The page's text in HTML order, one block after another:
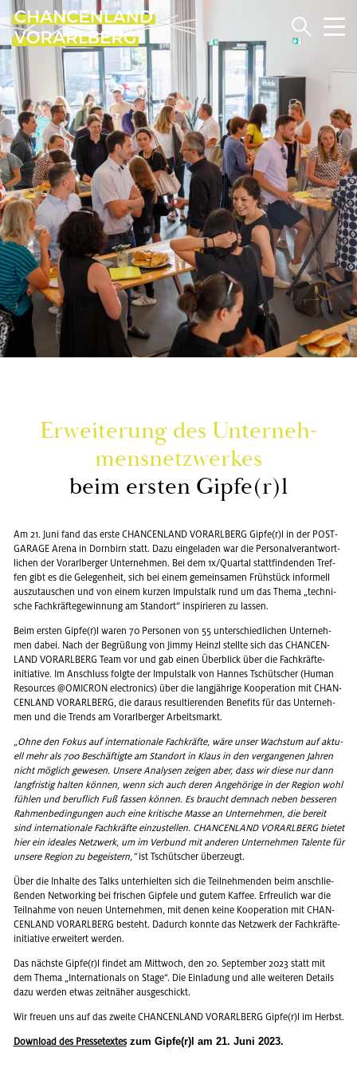
Er­wei­te­rung des Un­ter­neh­
mens­netz­wer­kes
beim ers­ten Gipfe(r)l
Am 21. Juni fand das erste CHAN­CEN­LAND VOR­ARL­BERG Gipfe(r)l in der POST­
GA­RA­GE Arena in Dorn­birn statt. Dazu ein­ge­la­den war die Per­so­nal­ver­ant­wort­
li­chen der Vor­arl­ber­ger Un­ter­neh­men. Bei dem 1x/Quar­tal statt­fin­den­den Tref­
fen gibt es die Ge­le­gen­heit, sich bei einem ge­mein­sa­men Früh­stück in­for­mell
aus­zu­tau­schen und von einem kur­zen Im­pulstalk rund um das Thema „tech­ni­
sche Fach­kräf­te­ge­win­nung am Stand­ort“ in­spi­rie­ren zu las­sen.
Beim ers­ten Gipfe(r)l waren 70 Per­so­nen von 55 un­ter­schied­li­chen Un­ter­neh­
men dabei. Nach der Be­grü­ßung von Jimmy Heinzl stell­te sich das CHAN­CEN­
LAND VOR­ARL­BERG Team vor und gab einen Über­blick über die Fach­kräf­te­
initia­ti­ve. Im An­schluss folg­te der Im­pulstalk von Han­nes Tschüt­scher (Human
Re­sour­ces @OMIC­RON elec­tro­nics) über die lang­jäh­ri­ge Ko­ope­ra­ti­on mit CHAN­
CEN­LAND VOR­ARL­BERG, die dar­aus re­sul­tie­ren­den Be­ne­fits für das Un­ter­neh­
men und die Trends am Vor­arl­ber­ger Ar­beits­markt.
„Ohne den Fokus auf in­ter­na­tio­na­le Fach­kräf­te, wäre unser Wachs­tum auf ak­tu­
ell mehr als 700 Be­schäf­tig­te am Stand­ort in Klaus in den ver­gan­ge­nen Jah­ren
nicht mög­lich ge­we­sen. Un­se­re Ana­ly­sen zei­gen aber, dass wir diese nur dann
lang­fris­tig hal­ten kön­nen, wenn sich auch deren An­ge­hö­ri­ge in der Re­gi­on wohl
füh­len und be­ruf­lich Fuß fas­sen kön­nen. Es braucht dem­nach neben bes­se­ren
Rah­men­be­din­gun­gen auch eine kri­ti­sche Masse an Un­ter­neh­men, die be­reit
sind in­ter­na­tio­na­le Fach­kräf­te ein­zu­stel­len. CHAN­CEN­LAND VOR­ARL­BERG bie­tet
hier ein idea­les Netz­werk, um im Ver­bund mit an­de­ren Un­ter­neh­men Ta­len­te für
un­se­re Re­gi­on zu be­geis­tern,“ist Tschüt­scher über­zeugt.
Über die In­hal­te des Talks un­ter­hiel­ten sich die Teil­neh­men­den beim an­schlie­
ßen­den Net­wor­king bei fri­schen Gip­fe­le und gutem Kaf­fee. Er­freu­lich war die
Teil­nah­me von neuen Un­ter­neh­men, mit denen keine Ko­ope­ra­ti­on mit CHAN­
CEN­LAND VOR­ARL­BERG be­steht. Da­durch konn­te das Netz­werk der Fach­kräf­te­
initia­ti­ve er­wei­tert wer­den.
Das nächs­te Gipfe(r)l fin­det am Mitt­woch, den 20. Sep­tem­ber 2023 statt mit
dem Thema „In­ter­na­tio­nals on Stage“. Die Ein­la­dung und alle wei­te­ren De­tails
dazu wer­den etwas zeit­nä­her aus­ge­schickt.
Wir freu­en uns auf das zwei­te CHAN­CEN­LAND VOR­ARL­BERG Gipfe(r)l im Herbst.
Down­load des Pres­se­tex­teszum Gipfe(r)l am 21. Juni 2023.